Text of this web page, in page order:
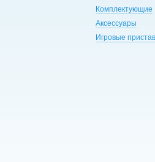
Комплектующие
Аксессуары
Игровые